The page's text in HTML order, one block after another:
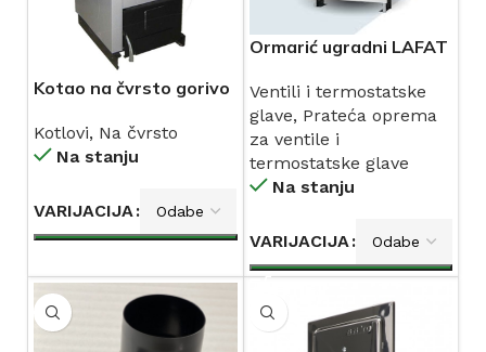
Kotao na čvrsto gorivo
50 kW
Kotlovi, Na čvrsto
Na stanju
VARIJACIJA
Ormarić ugradni LAFAT
Ventili i termostatske
glave, Prateća oprema
za ventile i
termostatske glave
Na stanju
VARIJACIJA